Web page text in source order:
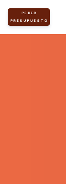
PEDIR
PRESUPUESTO